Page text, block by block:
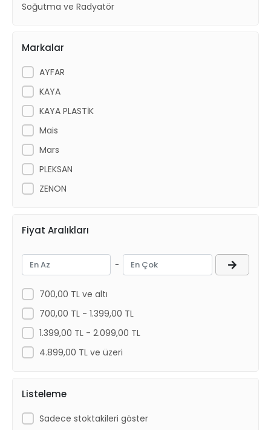
Soğutma ve Radyatör
Markalar
AYFAR
KAYA
KAYA PLASTİK
Mais
Mars
PLEKSAN
ZENON
Fiyat Aralıkları
-
700,00 TL ve altı
700,00 TL - 1.399,00 TL
1.399,00 TL - 2.099,00 TL
4.899,00 TL ve üzeri
Listeleme
Sadece stoktakileri göster